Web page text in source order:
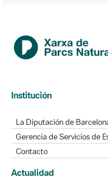
Institución
La Diputación de
Gerencia de Servicios de
Contacto
Actualidad